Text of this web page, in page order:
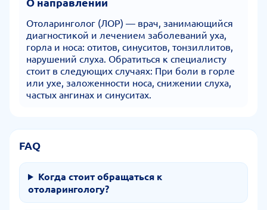
Отоларинголог (ЛОР) — врач, занимающийся
диагностикой и лечением заболеваний уха,
горла и носа: отитов, синуситов, тонзиллитов,
нарушений слуха. Обратиться к специалисту
стоит в следующих случаях: При боли в горле
или ухе, заложенности носа, снижении слуха,
частых ангинах и синуситах.
FAQ
Когда стоит обращаться к
отоларингологу?